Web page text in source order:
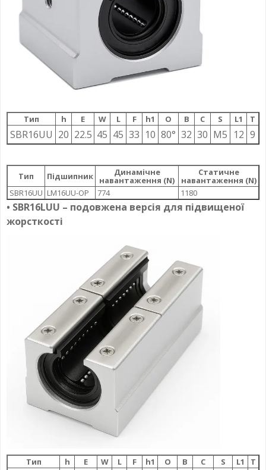
Тип h E W L F h1 О B C S L1 T
SBR16UU 20 22.5 45 45 33 10 80° 32 30 M5 12 9
Тип Підшипник Динамічне
навантаження (N)
Статичне
навантаження (N)
SBR16UU LM16UU-OP 774 1180
• SBR16LUU – подовжена версія для підвищеної
жорсткості
Тип h E W L F h1 О B C S L1 T